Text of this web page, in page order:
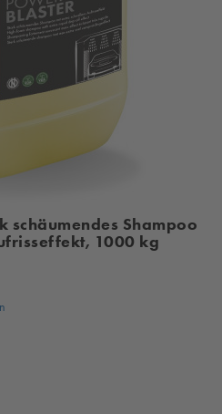
schäumendes Shampoo
1000 kg